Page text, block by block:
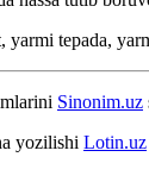
tepada,
Sinonim.uz
yozilishi Lotin.uz